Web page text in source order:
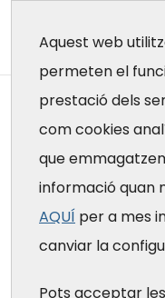
Aquest web
permeten el
prestació dels
com cookies
que
informació quan
AQUÍ per a mes
canviar la
Pots acceptar
benestar
Autocura